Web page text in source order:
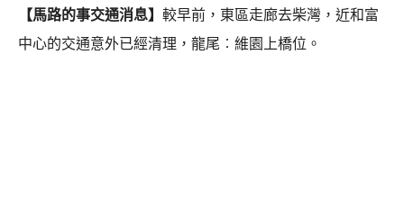
【馬路的事交通消息】 較早前，東區走廊去柴灣，近和富
中心的交通意外已經清理，龍尾︰維園上橋位。